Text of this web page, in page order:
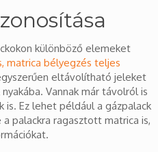
különböző elemeket
matrica bélyegzés teljes
eltávolítható jeleket
Vannak már távolról is
Ez lehet például a gázpalack
palackra ragasztott matrica is,